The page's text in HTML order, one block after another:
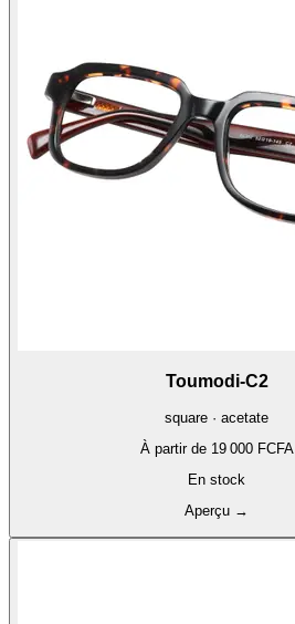
Toumodi-C2
square · acetate
À partir de 19 000 FCFA
En stock
Aperçu →